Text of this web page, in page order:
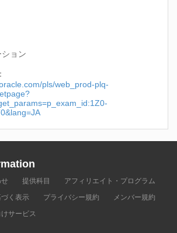
ョン
pls/web_prod-plq-
提供科目
アフィリエイト・プログラム
く表示 プライバシー規約
メンバー規約
サービス